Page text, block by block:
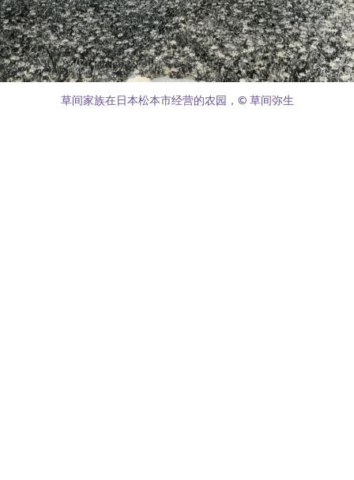
草间家族在日本松本市经营的农园，© 草间弥生